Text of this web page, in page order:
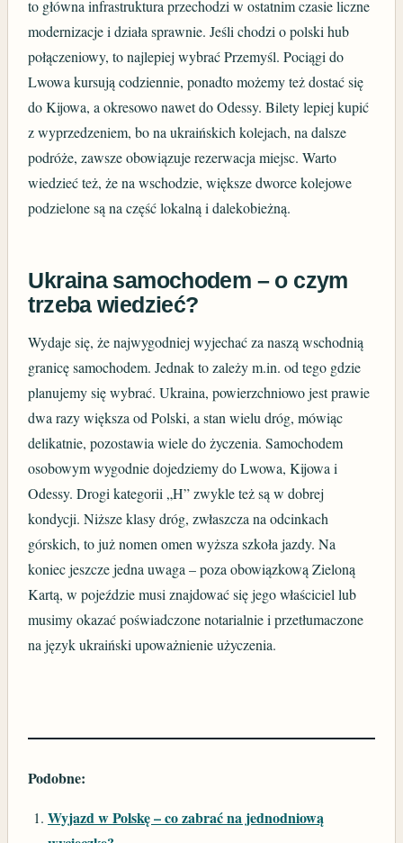
to główna infrastruktura przechodzi w ostatnim czasie liczne
modernizacje i działa sprawnie. Jeśli chodzi o polski hub
połączeniowy, to najlepiej wybrać Przemyśl. Pociągi do
Lwowa kursują codziennie, ponadto możemy też dostać się
do Kijowa, a okresowo nawet do Odessy. Bilety lepiej kupić
z wyprzedzeniem, bo na ukraińskich kolejach, na dalsze
podróże, zawsze obowiązuje rezerwacja miejsc. Warto
wiedzieć też, że na wschodzie, większe dworce kolejowe
podzielone są na część lokalną i dalekobieżną.
Ukraina samochodem – o czym
trzeba wiedzieć?
Wydaje się, że najwygodniej wyjechać za naszą wschodnią
granicę samochodem. Jednak to zależy m.in. od tego gdzie
planujemy się wybrać. Ukraina, powierzchniowo jest prawie
dwa razy większa od Polski, a stan wielu dróg, mówiąc
delikatnie, pozostawia wiele do życzenia. Samochodem
osobowym wygodnie dojedziemy do Lwowa, Kijowa i
Odessy. Drogi kategorii „H” zwykle też są w dobrej
kondycji. Niższe klasy dróg, zwłaszcza na odcinkach
górskich, to już nomen omen wyższa szkoła jazdy. Na
koniec jeszcze jedna uwaga – poza obowiązkową Zieloną
Kartą, w pojeździe musi znajdować się jego właściciel lub
musimy okazać poświadczone notarialnie i przetłumaczone
na język ukraiński upoważnienie użyczenia.
Podobne:
Wyjazd w Polskę – co zabrać na jednodniową